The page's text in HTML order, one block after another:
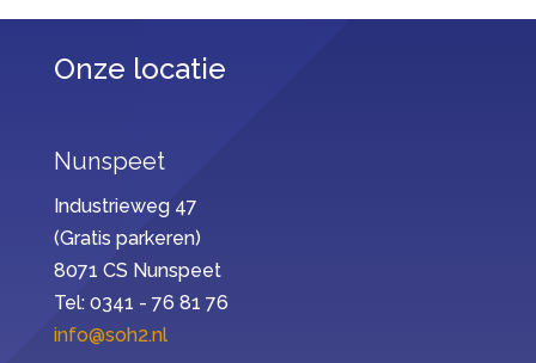
Onze locatie
Nunspeet
Industrieweg 47
(Gratis parkeren)
8071 CS Nunspeet
Tel: 0341 - 76 81 76
info@soh2.nl